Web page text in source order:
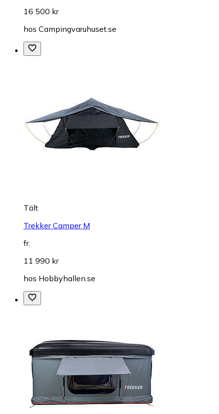
16 500 kr
hos Campingvaruhuset.se
Tält
Trekker Camper M
fr.
11 990 kr
hos Hobbyhallen.se